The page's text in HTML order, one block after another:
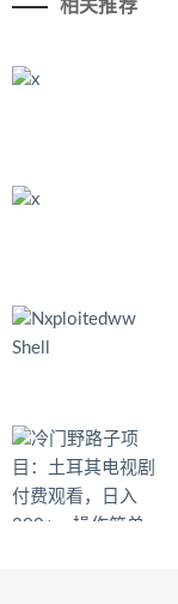
相关推荐